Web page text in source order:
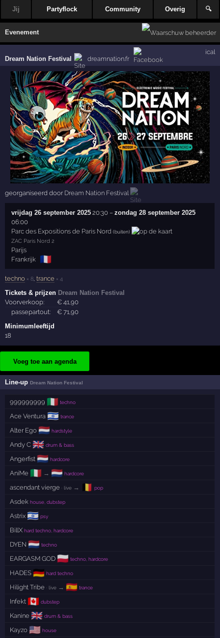
Jij Partyflock Community Overig 🔍
Evenement
Dream Nation Festival dreamnation.fr
ical
georganiseerd door Dream Nation Festival
vrijdag 26 september 2025 20:30 –zondag 28 september 2025
06:00
Parc des Expositions de Paris Nord (buiten)
ZAC Paris Nord 2
Parijs
Frankrijk 🇫🇷
techno × 8 ,trance × 4
Tickets & prijzen Dream Nation Festival
Voorverkoop:
€41,90
passepartout:
€71,90
Minimumleeftijd
18
Voeg toe aan agenda
Line-upDream Nation Festival
999999999 🇮🇹 techno
Ace Ventura 🇮🇱 trance
Alter Ego 🇳🇱 hardstyle
Andy C 🇬🇧 drum & bass
Angerfist 🇳🇱 hardcore
AniMe 🇮🇹 → 🇳🇱 hardcore
ascendant vierge · live → 🇧🇪 pop
Asdek house, dubstep
Astrix 🇮🇱 psy
BillX hard techno, hardcore
DYEN 🇳🇱 techno
EARGASM GOD 🇵🇱 techno, hardcore
HADES 🇩🇪 hard techno
Hilight Tribe · live → 🇪🇸 trance
Infekt 🇨🇦 dubstep
Kanine 🇬🇧 drum & bass
Kayzo 🇺🇸 house